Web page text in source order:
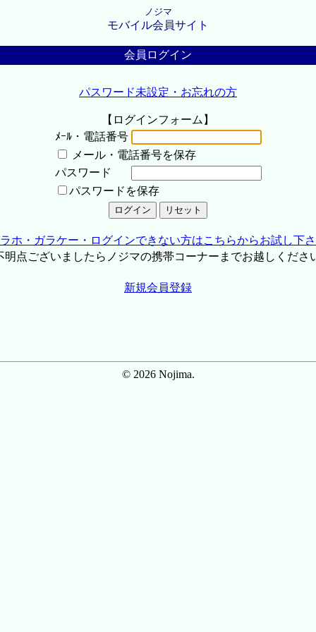
ノジマ
モバイル会員サイト
会員ログイン
パスワード未設定・お忘れの方
【ログインフォーム】
ﾒｰﾙ・電話番号
メール・電話番号を保存
パスワード
パスワードを保存
ホ・ガラケー・ログインできない方はこちらからお試し下
点ございましたらノジマの携帯コーナーまでお越しくださ
新規会員登録
© 2026 Nojima.